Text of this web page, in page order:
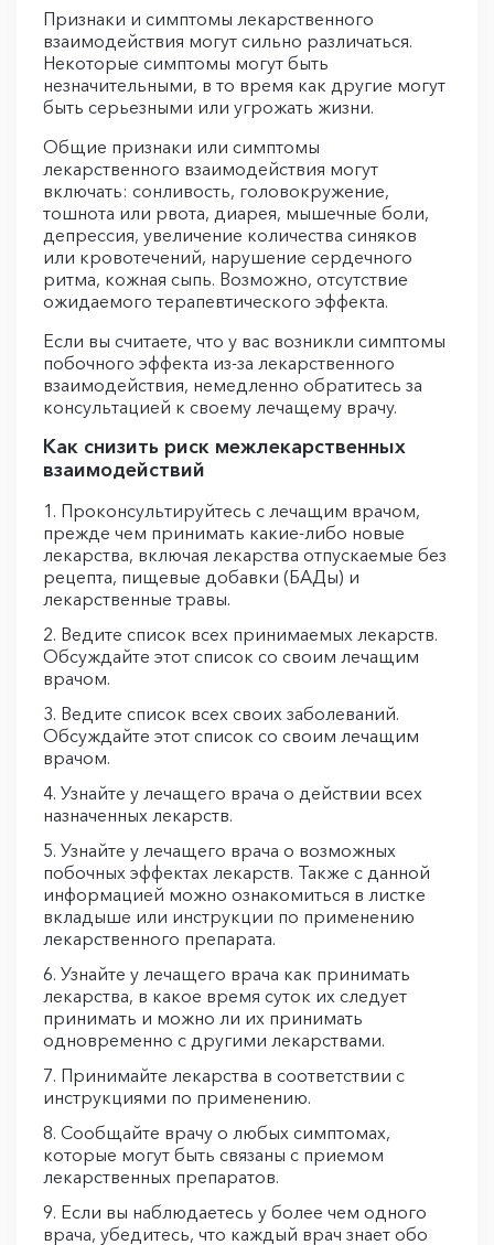
Признаки и симптомы лекарственного
взаимодействия могут сильно различаться.
Некоторые симптомы могут быть
незначительными, в то время как другие могут
быть серьезными или угрожать жизни.
Общие признаки или симптомы
лекарственного взаимодействия могут
включать: сонливость, головокружение,
тошнота или рвота, диарея, мышечные боли,
депрессия, увеличение количества синяков
или кровотечений, нарушение сердечного
ритма, кожная сыпь. Возможно, отсутствие
ожидаемого терапевтического эффекта.
Если вы считаете, что у вас возникли симптомы
побочного эффекта из-за лекарственного
взаимодействия, немедленно обратитесь за
консультацией к своему лечащему врачу.
Как снизить риск межлекарственных
взаимодействий
Проконсультируйтесь с лечащим врачом,
прежде чем принимать какие-либо новые
лекарства, включая лекарства отпускаемые без
рецепта, пищевые добавки (БАДы) и
лекарственные травы.
Ведите список всех принимаемых лекарств.
Обсуждайте этот список со своим лечащим
врачом.
Ведите список всех своих заболеваний.
Обсуждайте этот список со своим лечащим
врачом.
Узнайте у лечащего врача о действии всех
назначенных лекарств.
Узнайте у лечащего врача о возможных
побочных эффектах лекарств. Также с данной
информацией можно ознакомиться в листке
вкладыше или инструкции по применению
лекарственного препарата.
Узнайте у лечащего врача как принимать
лекарства, в какое время суток их следует
принимать и можно ли их принимать
одновременно с другими лекарствами.
Принимайте лекарства в соответствии с
инструкциями по применению.
Сообщайте врачу о любых симптомах,
которые могут быть связаны с приемом
лекарственных препаратов.
Если вы наблюдаетесь у более чем одного
врача, убедитесь, что каждый врач знает обо